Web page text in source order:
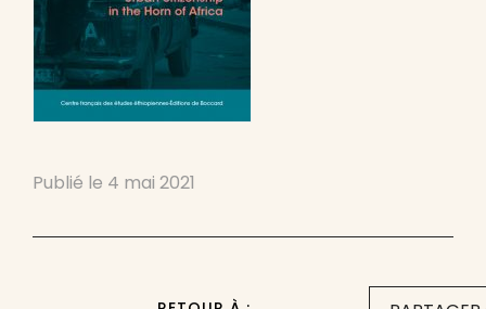
Publié le 4 mai 2021